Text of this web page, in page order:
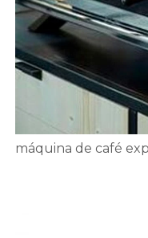
máquina de café